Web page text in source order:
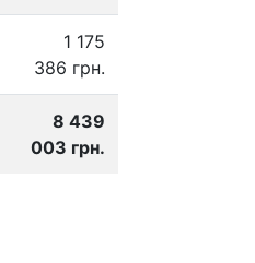
1 175
386 грн.
8 439
003 грн.